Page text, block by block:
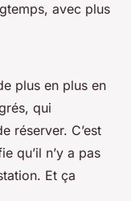
avec plus
plus en plus en
qui
réserver. C’est
qu’il n’y a pas
Et ça